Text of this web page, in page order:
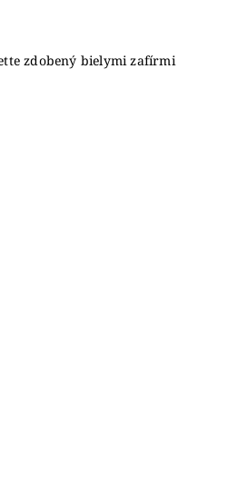
zdobený bielymi zafírmi